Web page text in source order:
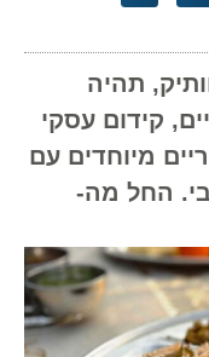
תהיה
קידום עסקי
מיוחדים עם
החל מה-